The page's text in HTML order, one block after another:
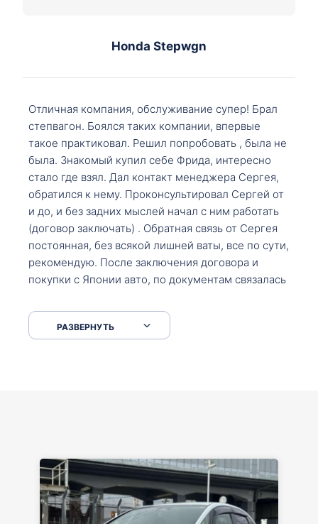
Honda Stepwgn
Отличная компания, обслуживание супер! Брал
степвагон. Боялся таких компании, впервые
такое практиковал. Решил попробовать , была не
была. Знакомый купил себе Фрида, интересно
стало где взял. Дал контакт менеджера Сергея,
обратился к нему. Проконсультировал Сергей от
и до, и без задних мыслей начал с ним работать
(договор заключать) . Обратная связь от Сергея
постоянная, без всякой лишней ваты, все по сути,
рекомендую. После заключения договора и
покупки с Японии авто, по документам связалась
что заполнить, куда зайти, образцы и т.д. После
приехал за авто. Меня тепло встретили Сергей с
РАЗВЕРНУТЬ